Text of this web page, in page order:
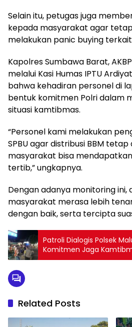
Selain itu, petugas juga
kepada masyarakat agar
melakukan panic buying terkait
Kapolres Sumbawa Barat,
melalui Kasi Humas IPTU
bahwa kehadiran personel di
bentuk komitmen Polri dalam
situasi kamtibmas.
“Personel kami melakukan
SPBU agar distribusi BBM
masyarakat bisa
tertib,” ungkapnya.
Dengan adanya monitoring ini,
masyarakat merasa lebih
dengan baik, serta tercipta
Patroli Dialogis Polsek
Komitmen Jaga
Putih
Related Posts